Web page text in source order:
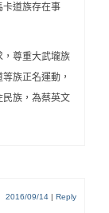
卡道族存在事
，尊重大武壠族
族正名運動，
民族，為蔡英文
2016/09/14 | Reply